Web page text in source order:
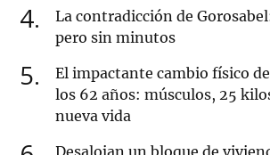
4
La contradicción de
pero sin minutos
5
El impactante cambio físico
los 62 años: músculos, 25
nueva vida